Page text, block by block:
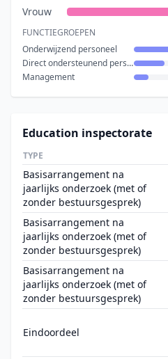
Vrouw
FUNCTIEGROEPEN
Onderwijzend personeel
Direct ondersteunend personeel
Management
Education inspectorate
TYPE
Basisarrangement na
jaarlijks onderzoek (met of
zonder bestuursgesprek)
Basisarrangement na
jaarlijks onderzoek (met of
zonder bestuursgesprek)
Basisarrangement na
jaarlijks onderzoek (met of
zonder bestuursgesprek)
Eindoordeel